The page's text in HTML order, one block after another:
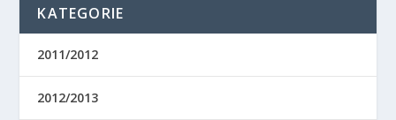
KATEGORIE
2011/2012
2012/2013